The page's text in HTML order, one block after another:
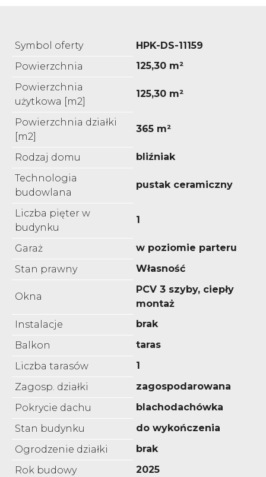
Symbol oferty
HPK-DS-11159
Powierzchnia
125,30 m²
Powierzchnia
użytkowa [m2]
125,30 m²
Powierzchnia działki
[m2]
365 m²
Rodzaj domu
bliźniak
Technologia
budowlana
pustak ceramiczny
Liczba pięter w
budynku
1
Garaż
w poziomie parteru
Stan prawny
Własność
Okna
PCV 3 szyby, ciepły
montaż
Instalacje
brak
Balkon
taras
Liczba tarasów
1
Zagosp. działki
zagospodarowana
Pokrycie dachu
blachodachówka
Stan budynku
do wykończenia
Ogrodzenie działki
brak
Rok budowy
2025